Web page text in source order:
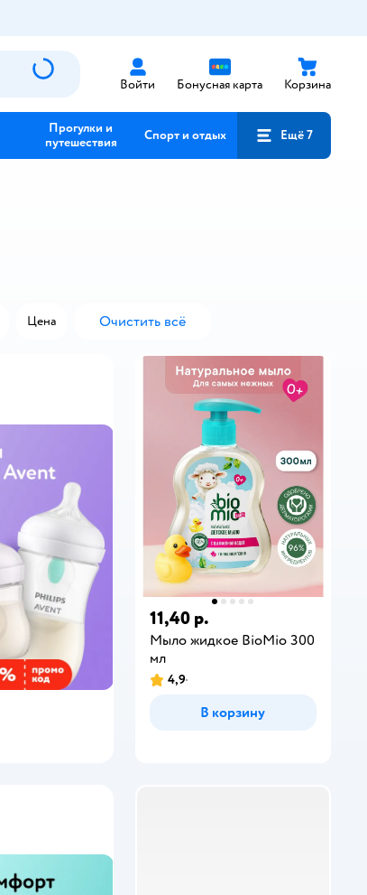
Войти Бонусная карта Корзина
Прогулки и
путешествия
Спорт и отдых Ещё 7
Цена Очистить всё
11,40 р.
Мыло жидкое BioMio 300
мл
4,9
В корзину